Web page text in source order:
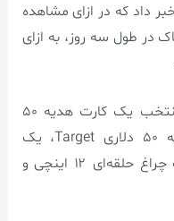
داد که در ازای مشاهده
در طول سه روز، به ازای
افزون بر دستمزد ۵۰ دلاری، فرد منتخب یک کارت هدیه ۵۰
دلاری Uber Eats، یک کارت هدیه ۵۰ دلاری Target، یک
نگهدارنده تلفن همراه منعطف، یک چراغ حلقه‌ای ۱۲ اینچی و